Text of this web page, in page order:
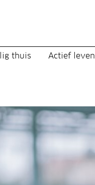
thuis Actief leven